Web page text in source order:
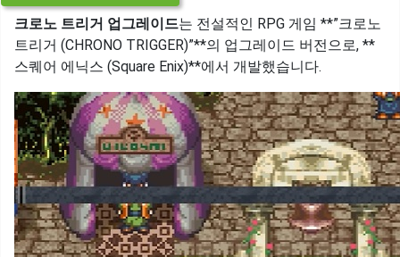
크로노 트리거 업그레이드는 전설적인 RPG 게임 **”크로노
트리거 (CHRONO TRIGGER)”**의 업그레이드 버전으로, **
스퀘어 에닉스 (Square Enix)**에서 개발했습니다.